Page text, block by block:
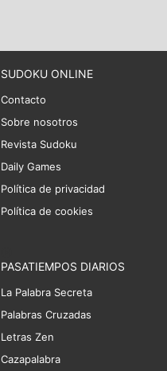
SUDOKU ONLINE
Contacto
Sobre nosotros
Revista Sudoku
Daily Games
Política de privacidad
Política de cookies
PASATIEMPOS DIARIOS
La Palabra Secreta
Palabras Cruzadas
Letras Zen
Cazapalabra